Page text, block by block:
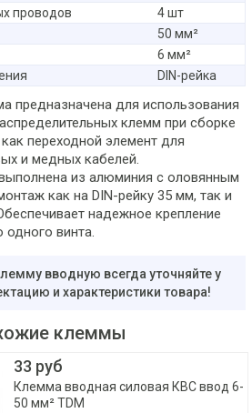
проводов
4 шт
50 мм²
6 мм²
DIN-рейка
предназначена для использования
клемм при сборке
переходной элемент для
и медных кабелей.
из алюминия с оловянным
как на DIN-рейку 35 мм, так и
надежное крепление
винта.
вводную всегда уточняйте у
и характеристики товара!
клеммы
33 руб
Клемма вводная силовая КВС ввод 6-
50 мм² TDM